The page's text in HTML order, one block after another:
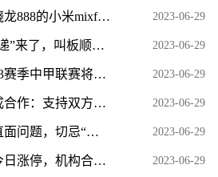
环球新资讯：搭载骁龙888的小米mixfold正常使用中又无法开机了，到底是骁龙还是小米的问题呢？ 2023-06-29
世界看点：“菜鸟速递”来了，叫板顺丰京东，消费者淘宝购物到手将更快？ 2023-06-29
【环球聚看点】2023赛季中甲联赛将在枣庄市民体育中心举行 2023-06-29
北交所、港交所达成合作：支持双方市场符合条件的已上市公司在对方市场申请上市 2023-06-29
华山论见丨调研要直面问题，切忌“隔靴搔痒”_全球观天下 2023-06-29
龙虎榜丨丰立智能今日涨停，机构合计净买入1403.49万元，著名刺客买入2114.63万元 全球速讯 2023-06-29